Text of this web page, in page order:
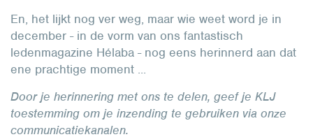
En, het lijkt nog ver weg, maar wie weet word je in
december - in de vorm van ons fantastisch
ledenmagazine Hélaba - nog eens herinnerd aan dat
ene prachtige moment ...
Door je herinnering met ons te delen, geef je KLJ
toestemming om je inzending te gebruiken via onze
communicatiekanalen.